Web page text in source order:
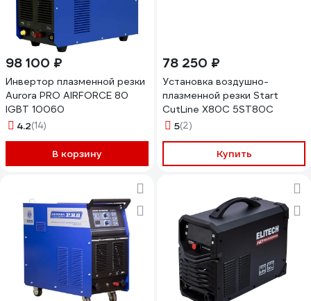
98 100 ₽
Инвертор плазменной резки
Aurora PRO AIRFORCE 80
IGBT 10060
4.2(14)
В корзину
78 250 ₽
Установка воздушно-
плазменной резки Start
CutLine X80C 5ST80С
5(2)
Купить